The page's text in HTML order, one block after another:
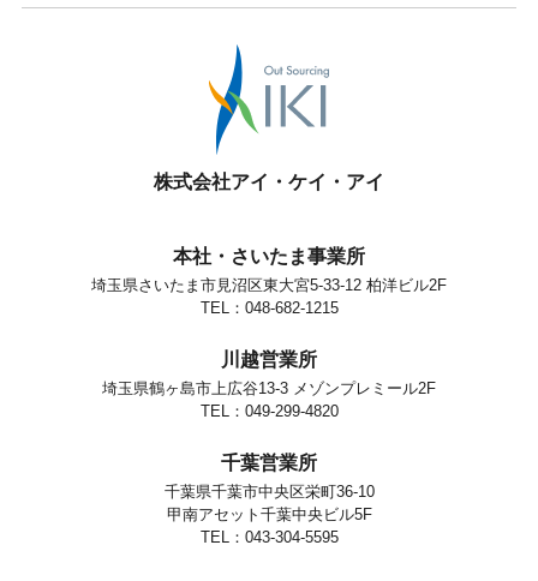
株式会社アイ・ケイ・アイ
本社・さいたま事業所
埼玉県さいたま市見沼区東大宮5-33-12 柏洋ビル2F
TEL：048-682-1215
川越営業所
埼玉県鶴ヶ島市上広谷13-3 メゾンプレミール2F
TEL：049-299-4820
千葉営業所
千葉県千葉市中央区栄町36-10
甲南アセット千葉中央ビル5F
TEL：043-304-5595